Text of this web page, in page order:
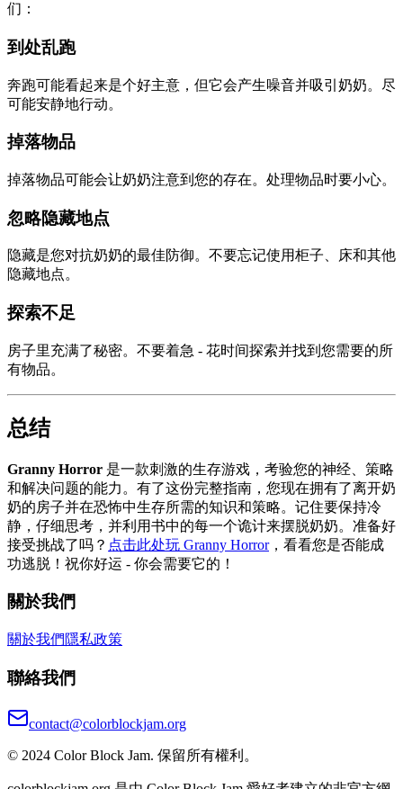
们：
到处乱跑
奔跑可能看起来是个好主意，但它会产生噪音并吸引奶奶。尽
可能安静地行动。
掉落物品
掉落物品可能会让奶奶注意到您的存在。处理物品时要小心。
忽略隐藏地点
隐藏是您对抗奶奶的最佳防御。不要忘记使用柜子、床和其他
隐藏地点。
探索不足
房子里充满了秘密。不要着急 - 花时间探索并找到您需要的所
有物品。
总结
Granny Horror 是一款刺激的生存游戏，考验您的神经、策略
和解决问题的能力。有了这份完整指南，您现在拥有了离开奶
奶的房子并在恐怖中生存所需的知识和策略。记住要保持冷
静，仔细思考，并利用书中的每一个诡计来摆脱奶奶。准备好
接受挑战了吗？ 点击此处玩 Granny Horror，看看您是否能成
功逃脱！祝你好运 - 你会需要它的！
關於我們
關於我們 隱私政策
聯絡我們
contact@colorblockjam.org
© 2024 Color Block Jam. 保留所有權利。